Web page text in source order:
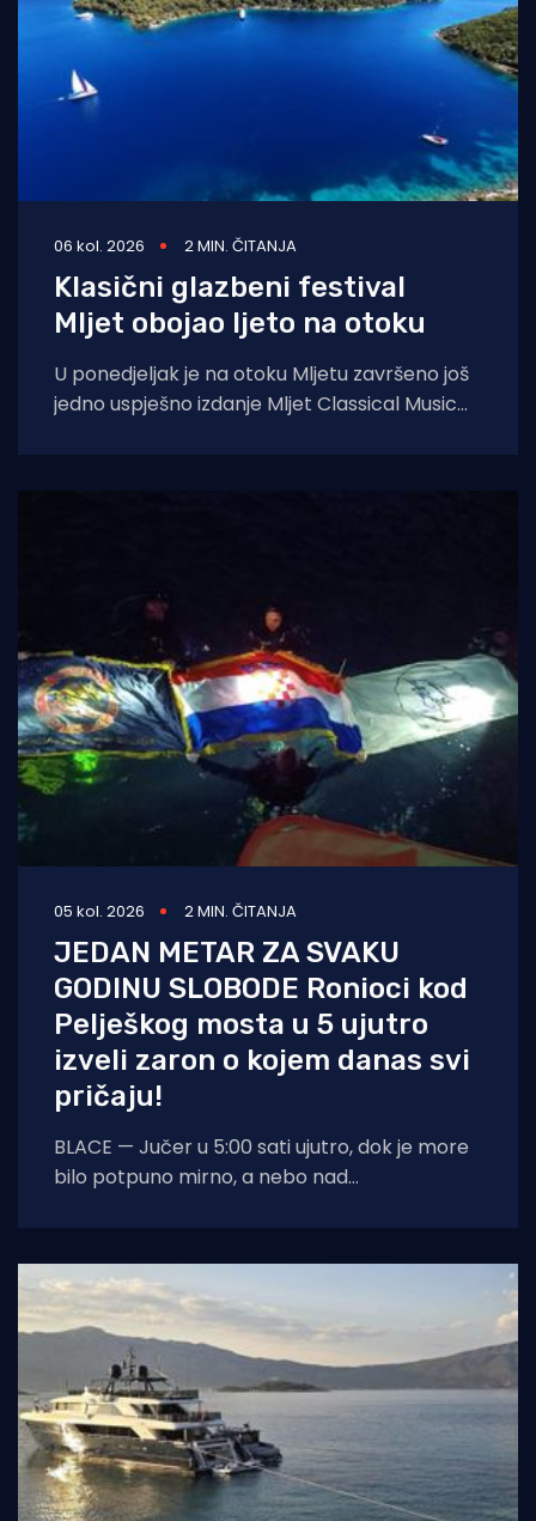
06 kol. 2026 2 MIN. ČITANJA
Klasični glazbeni festival
Mljet obojao ljeto na otoku
U ponedjeljak je na otoku Mljetu završeno još
jedno uspješno izdanje Mljet Classical Music
05 kol. 2026 2 MIN. ČITANJA
JEDAN METAR ZA SVAKU
GODINU SLOBODE Ronioci kod
Pelješkog mosta u 5 ujutro
izveli zaron o kojem danas svi
pričaju!
BLACE — Jučer u 5:00 sati ujutro, dok je more
bilo potpuno mirno, a nebo nad